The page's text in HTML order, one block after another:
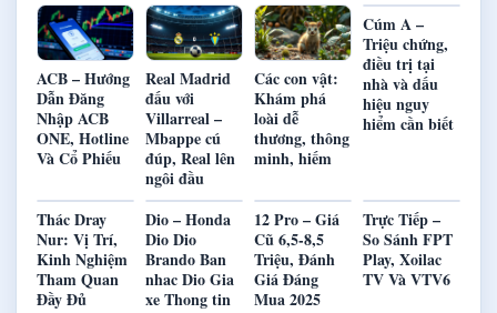
ACB – Hướng
Dẫn Đăng
Nhập ACB
ONE, Hotline
Và Cổ Phiếu
Real Madrid
đấu với
Villarreal –
Mbappe cú
đúp, Real lên
ngôi đầu
Các con vật:
Khám phá
loài dễ
thương, thông
minh, hiếm
Cúm A –
Triệu chứng,
điều trị tại
nhà và dấu
hiệu nguy
hiểm cần biết
Thác Dray
Nur: Vị Trí,
Kinh Nghiệm
Tham Quan
Đầy Đủ
Dio – Honda
Dio Dio
Brando Ban
nhac Dio Gia
xe Thong tin
12 Pro – Giá
Cũ 6,5-8,5
Triệu, Đánh
Giá Đáng
Mua 2025
Trực Tiếp –
So Sánh FPT
Play, Xoilac
TV Và VTV6